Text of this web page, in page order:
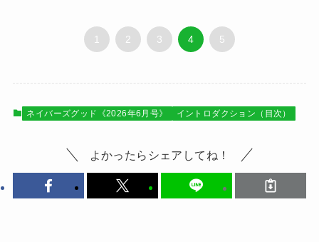
1 2 3 4 5
ネイバーズグッド《2026年6月号》 イントロダクション（目次）
よかったらシェアしてね！